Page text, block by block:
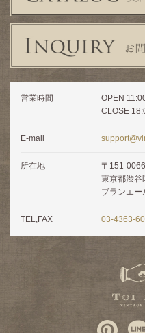
営業時間
OPEN
CLOSE
E-mail
所在地
〒151-0066
東京都渋谷
ブランエ
TEL,FAX 03-4363-